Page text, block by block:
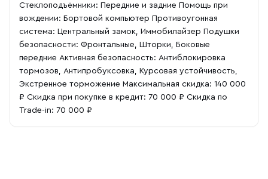
Стеклоподъёмники: Передние и задние Помощь при
вождении: Бортовой компьютер Противоугонная
система: Центральный замок, Иммобилайзер Подушки
безопасности: Фронтальные, Шторки, Боковые
передние Активная безопасность: Антиблокировка
тормозов, Антипробуксовка, Курсовая устойчивость,
Экстренное торможение Максимальная скидка: 140 000
₽ Скидка при покупке в кредит: 70 000 ₽ Скидка по
Trade-in: 70 000 ₽